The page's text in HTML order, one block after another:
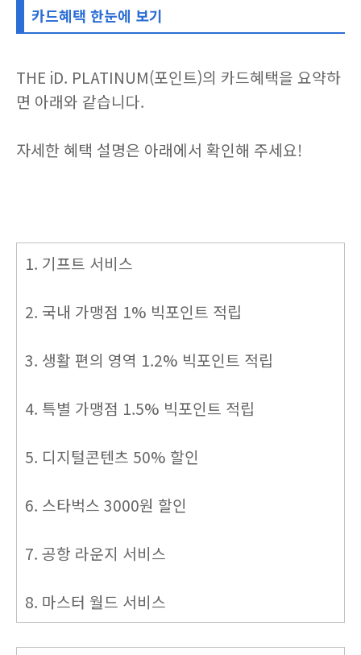
카드혜택 한눈에 보기
THE iD. PLATINUM(포인트)의 카드혜택을 요약하
면 아래와 같습니다.
자세한 혜택 설명은 아래에서 확인해 주세요!
1. 기프트 서비스
2. 국내 가맹점 1% 빅포인트 적립
3. 생활 편의 영역 1.2% 빅포인트 적립
4. 특별 가맹점 1.5% 빅포인트 적립
5. 디지털콘텐츠 50% 할인
6. 스타벅스 3000원 할인
7. 공항 라운지 서비스
8. 마스터 월드 서비스